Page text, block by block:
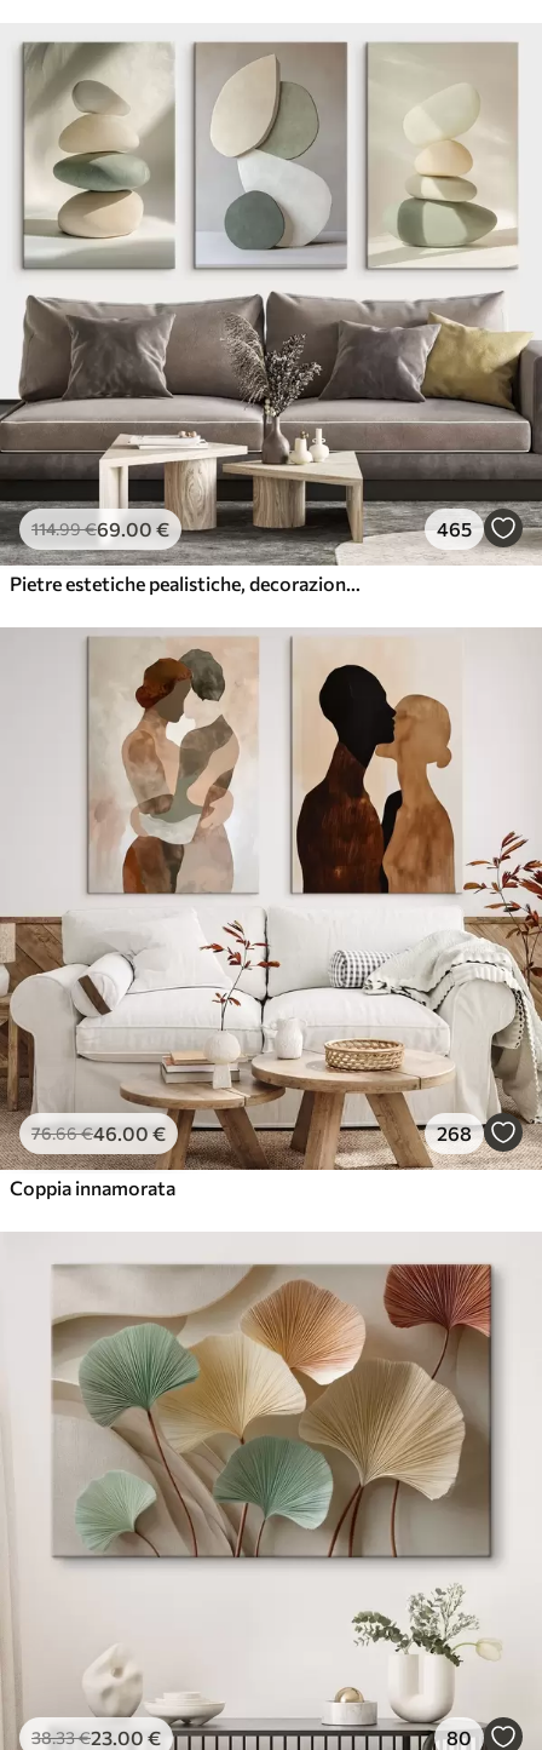
114.99€69.00 € 465
Pietre estetiche pealistiche, decorazione della casa, illuminazione naturale
76.66€46.00 € 268
Coppia innamorata
38.33€23.00 € 80